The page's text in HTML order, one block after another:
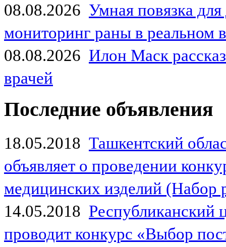
08.08.2026 Умная повязка
мониторинг раны в реальном
08.08.2026 Илон Маск
врачей
Последние объявления
18.05.2018 Ташкентский
объявляет о проведении
медицинских изделий (Набор
14.05.2018
проводит конкурс «Выбор